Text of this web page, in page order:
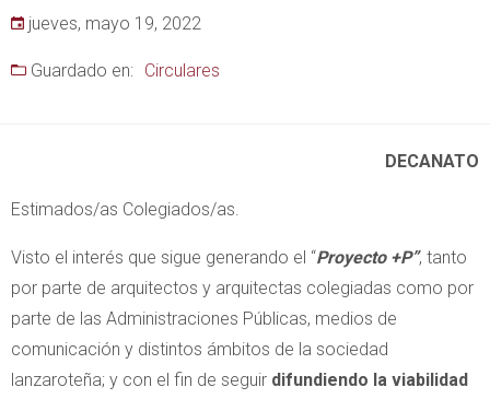
jueves, mayo 19, 2022
Guardado en: Circulares
DECANATO
Estimados/as Colegiados/as.
Visto el interés que sigue generando el “Proyecto +P”, tanto
por parte de arquitectos y arquitectas colegiadas como por
parte de las Administraciones Públicas, medios de
comunicación y distintos ámbitos de la sociedad
lanzaroteña; y con el fin de seguir difundiendo la viabilidad